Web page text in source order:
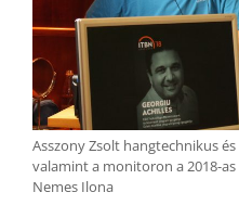
Asszony Zsolt hangtechnikus
valamint a monitoron a 2018-
Nemes Ilona